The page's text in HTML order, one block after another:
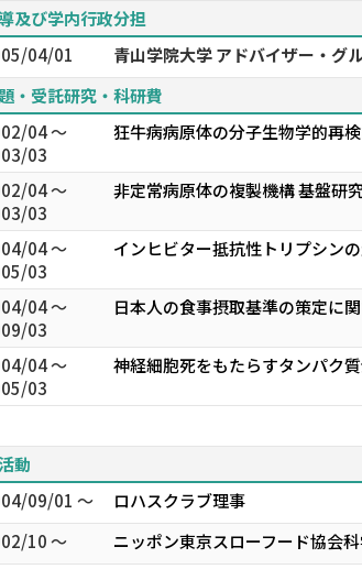
及び学内行政分担
04/01
青山学院大学 アドバイザー・グ
・受託研究・科研費
04 ～
03
狂牛病病原体の分子生物学的再
04 ～
03
非定常病原体の複製機構 基盤研
04 ～
03
インヒビター抵抗性トリプシン
04 ～
03
日本人の食事摂取基準の策定に
04 ～
03
神経細胞死をもたらすタンパク
動
09/01 ～
ロハスクラブ理事
10 ～
ニッポン東京スローフード協会